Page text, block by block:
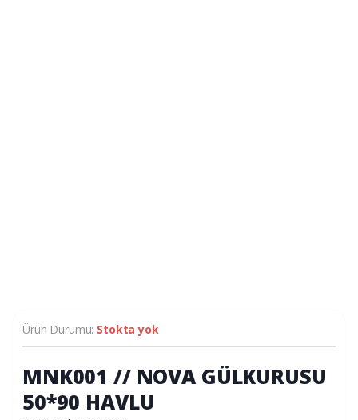
Ürün Durumu: Stokta yok
MNK001 // NOVA GÜLKURUSU
50*90 HAVLU